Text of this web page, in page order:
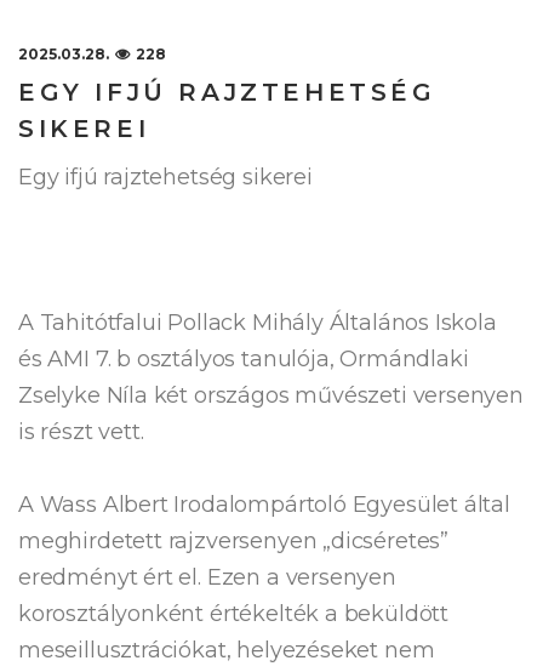
2025.03.28. 228
EGY IFJÚ RAJZTEHETSÉG
SIKEREI
Egy ifjú rajztehetség sikerei
A Tahitótfalui Pollack Mihály Általános Iskola
és AMI 7. b osztályos tanulója, Ormándlaki
Zselyke Níla két országos művészeti versenyen
is részt vett.
A Wass Albert Irodalompártoló Egyesület által
meghirdetett rajzversenyen „dicséretes”
eredményt ért el. Ezen a versenyen
korosztályonként értékelték a beküldött
meseillusztrációkat, helyezéseket nem